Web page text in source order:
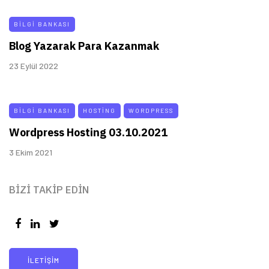
BILGI BANKASI
Blog Yazarak Para Kazanmak
23 Eylül 2022
BILGI BANKASI HOSTING WORDPRESS
Wordpress Hosting 03.10.2021
3 Ekim 2021
BIZI TAKIP EDIN
İLETIŞIM